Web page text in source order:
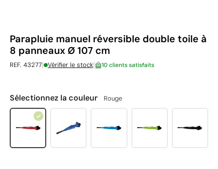
Parapluie manuel réversible double toile à
8 panneaux Ø 107 cm
REF. 43277| Vérifier le stock| 10 clients satisfaits
Sélectionnez la couleur Rouge